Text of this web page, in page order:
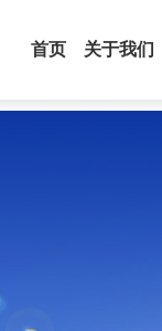
首页 关于我们